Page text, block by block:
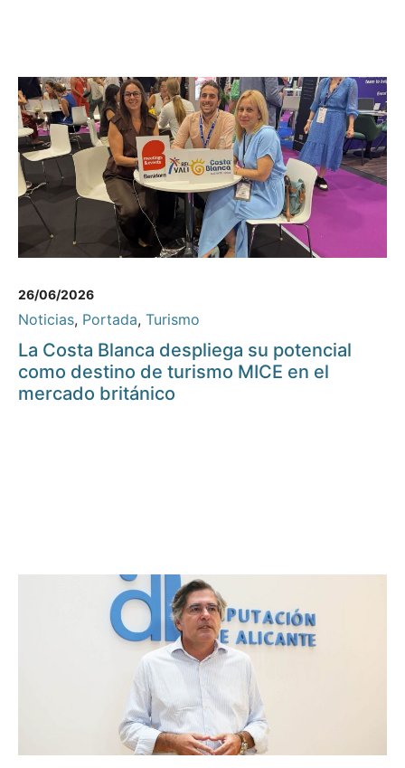
26/06/2026
Noticias, Portada, Turismo
La Costa Blanca despliega su potencial
como destino de turismo MICE en el
mercado británico